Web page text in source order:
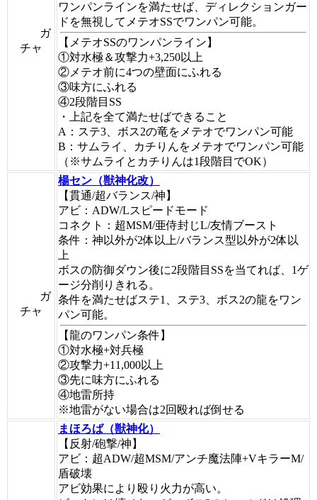
ガ
チャ
ワンパンラインを満たせば、ディレクションガー
ドを無視してメテオSSでワンパン可能。
【メテオSSのワンパンライン】
①対水極＆攻撃力+3,250以上
②メテオ前に4つの壁面にふれる
③味方にふれる
④2段階目SS
・上記を全て満たせばできること
A：ステ3、ボス2の竜をメテオでワンパン可能
B：サムライ、カチりんをメテオでワンパン可能
（※サムライとカチりんは1段階目でOK）
ガ
チャ
楊セン（獣神化改）
【貫通/超バランス/神】
アビ：ADW/Lスピードモード
コネクト：超MSM/亜侍封じL/友情ブースト
条件：神以外が2体以上/バランス型以外が2体以
上
ボスの防御ダウン後に2段階目SSを当てれば、1ゲ
ージ分削りきれる。
条件を満たせばステ1、ステ3、ボス2の龍をワン
パン可能。
【龍のワンパン条件】
①対水極+対兵極
②攻撃力+11,000以上
③先に味方にふれる
④地雷所持
※地雷がない場合は2回殴れば倒せる
まほろば（獣神化）
【反射/砲撃/神】
アビ：超ADW/超MSM/アンチ魔法陣+VキラーM/
盾破壊
アビ効果により殴り火力が高い。